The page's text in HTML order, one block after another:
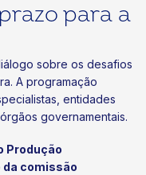
para a
sobre os desafios
A programação
entidades
governamentais.
Produção
da comissão